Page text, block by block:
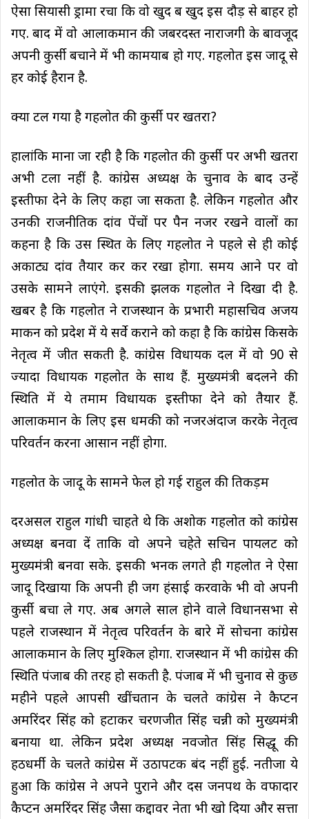
ऐसा सियासी ड्रामा रचा कि वो खुद ब खुद इस दौड़ से बाहर हो
गए. बाद में वो आलाकमान की जबरदस्त नाराजगी के बावजूद
अपनी कुर्सी बचाने में भी कामयाब हो गए. गहलोत इस जादू से
हर कोई हैरान है.
क्या टल गया है गहलोत की कुर्सी पर खतरा?
हालांकि माना जा रही है कि गहलोत की कुर्सी पर अभी खतरा
अभी टला नहीं है. कांग्रेस अध्यक्ष के चुनाव के बाद उन्हें
इस्तीफा देने के लिए कहा जा सकता है. लेकिन गहलोत और
उनकी राजनीतिक दांव पेंचों पर पैन नजर रखने वालों का
कहना है कि उस स्थित के लिए गहलोत ने पहले से ही कोई
अकाट्य दांव तैयार कर कर रखा होगा. समय आने पर वो
उसके सामने लाएंगे. इसकी झलक गहलोत ने दिखा दी है.
खबर है कि गहलोत ने राजस्थान के प्रभारी महासचिव अजय
माकन को प्रदेश में ये सर्वे कराने को कहा है कि कांग्रेस किसके
नेतृत्व में जीत सकती है. कांग्रेस विधायक दल में वो 90 से
ज्यादा विधायक गहलोत के साथ हैं. मुख्यमंत्री बदलने की
स्थिति में ये तमाम विधायक इस्तीफा देने को तैयार हैं.
आलाकमान के लिए इस धमकी को नजरअंदाज करके नेतृत्व
परिवर्तन करना आसान नहीं होगा.
गहलोत के जादू के सामने फेल हो गई राहुल की तिकड़म
दरअसल राहुल गांधी चाहते थे कि अशोक गहलोत को कांग्रेस
अध्यक्ष बनवा दें ताकि वो अपने चहेते सचिन पायलट को
मुख्यमंत्री बनवा सके. इसकी भनक लगते ही गहलोत ने ऐसा
जादू दिखाया कि अपनी ही जग हंसाई करवाके भी वो अपनी
कुर्सी बचा ले गए. अब अगले साल होने वाले विधानसभा से
पहले राजस्थान में नेतृत्व परिवर्तन के बारे में सोचना कांग्रेस
आलाकमान के लिए मुश्किल होगा. राजस्थान में भी कांग्रेस की
स्थिति पंजाब की तरह हो सकती है. पंजाब में भी चुनाव से कुछ
महीने पहले आपसी खींचतान के चलते कांग्रेस ने कैप्टन
अमरिंदर सिंह को हटाकर चरणजीत सिंह चन्नी को मुख्यमंत्री
बनाया था. लेकिन प्रदेश अध्यक्ष नवजोत सिंह सिद्धू की
हठधर्मी के चलते कांग्रेस में उठापटक बंद नहीं हुई. नतीजा ये
हुआ कि कांग्रेस ने अपने पुराने और दस जनपथ के वफादार
कैप्टन अमरिंदर सिंह जैसा कद्दावर नेता भी खो दिया और सत्ता